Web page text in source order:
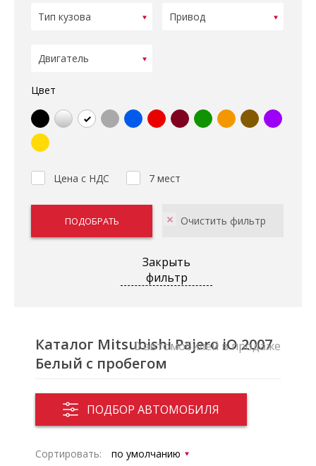
Цвет
Цена с НДС 7 мест
Закрыть
фильтр
Каталог Mitsubishi Pajero iO 2007
Белый с пробегом
ПОДБОР АВТОМОБИЛЯ
0 автомобилей в продаже
Сортировать: